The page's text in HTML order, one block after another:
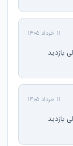
11 خرداد 1405
بازدید
11 خرداد 1405
بازدید